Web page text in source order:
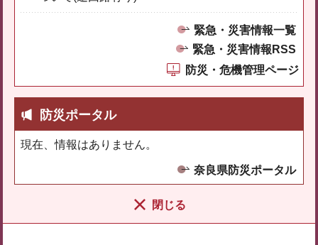
緊急・災害情報一覧
緊急・災害情報RSS
防災・危機管理ページ
防災ポータル
現在、情報はありません。
奈良県防災ポータル
閉じる